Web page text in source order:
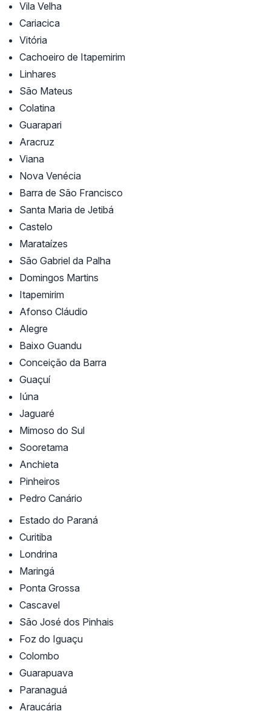
Vila Velha
Cariacica
Vitória
Cachoeiro de Itapemirim
Linhares
São Mateus
Colatina
Guarapari
Aracruz
Viana
Nova Venécia
Barra de São Francisco
Santa Maria de Jetibá
Castelo
Marataízes
São Gabriel da Palha
Domingos Martins
Itapemirim
Afonso Cláudio
Alegre
Baixo Guandu
Conceição da Barra
Guaçuí
Iúna
Jaguaré
Mimoso do Sul
Sooretama
Anchieta
Pinheiros
Pedro Canário
Estado do Paraná
Curitiba
Londrina
Maringá
Ponta Grossa
Cascavel
São José dos Pinhais
Foz do Iguaçu
Colombo
Guarapuava
Paranaguá
Araucária